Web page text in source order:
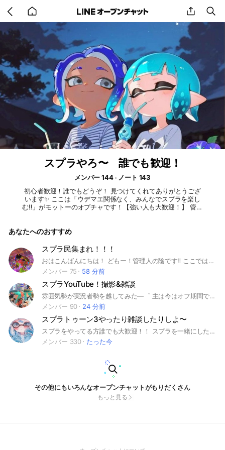
back
to
home
share
スプラやろ〜 誰でも歓迎！
メンバー 144
ノート 143
初心者歓迎！誰でもどうぞ！ 見つけてくれてありがとうござ
います✨ ここは「ウデマエ関係なく、みんなでスプラを楽し
む‼️」がモットーのオプチャです！【強い人も大歓迎！】 管理
K！ いつでも誘ってくれたら返事するんで、積極的に話してく
は⭕️ 話さずに見るだけOKです！ 暴言、下ネタ、荒らし、即抜
け、出会い目的などは✘ 特に即抜けや不適切な発言や名前、暴
言などはオプチャの雰囲気が悪くなるのでやめてください 他
ゲーしてます！ スプラもかなりしてます！ 深夜の人もまぁま
ぁいるよ〜 基本的にはルールやマナーさえ守っていたら自由
です！ オプチャ初心者、スプラ初心者のかたでも気楽に入っ
てきてください！ とにかく入ってくれたら嬉しいです！ 入る
ときは本オプに入ってからサブトークルーム来て欲しいです
記念日になったら大会とかします！ ルールや条件はその都度
かわります 現在150人目標に頑張ってます！ 参加できるのに
時間かかるかもです すみません タグ欄 #Splatoon #Splatoon
3 #スプラトゥーン #スプラ3 #スプラ #オープンマッチ #ナワ
バリバトル #バンカラマッチ #ウデマエ不問 #初心者歓迎 #エ
イト募集中 #ビッグラン #乱獲#プラベ #プラベ募集 #イカロ
ール練習 #ギア構成 #試し打ち #ナワバトラー #写真撮影会 #
散歩 #深夜勢 #朝活 #聞き専OK#スプラ交流会 #イカ友募集
#タコ友募集#全ルール対応 #オープン募集 #無言参加OK #聞
き専歓迎 #年齢制限なし#スプラ3#プラベ#プライベートマッ
チ#ガチマ#バンカラマッチ#バンカラマッチオープン#バンカ
あなたへのおすすめ
スプラ民集まれ！！！
おはこんばんにちは！ どもー！管理人の陰です‼️ ここでは平日の昼とかでもしてる人が多くてワイワイ楽しくスプラしてます‼️ 昼間もやってる人が結構いますが深夜が特に活発‼️‼️ プラベやオープンなどもほぼ毎日のようにしてます‼️ 平日の昼や夜スプラをしたいけどする人がいない…とかの人大歓迎‼️ 出来れば浮上してくれる人が来て欲しい‼️ 他ゲーとかしたい人でも大歓迎‼️ 結構変なやつ居ますがそこら辺はがちで了承お願い🙃 ルール等はオプに入ってから大事なノートで確認してねー！ ではこのオプで会いましょう！ 設立2025/10/10 #スプラ #スプラトゥーン #他ゲー #ニンダイ #雑談 #スプラ3 #スプラ2
メンバー 75
58 分前
スプラYouTube！撮影&雑談
雰囲気勢が実況者勢を越してみた―゜ 主は今はオフ期間でオプメンと遊びまくってます ※撮影✕期間ってこと 世界１の雰囲気勢で在りたい。 何気ない想いが本気になった。 『面白い』を届けたい。 そんな私(主)に協力してくれる出演者を募集してまぁぁぁぁっっす☆ どーも未来の世界１位なづなでぇぇす！ 10月からYouTubeを始める系でーす！ このオプは撮影とか雑談とかに使ってるの！！！よかったら入ってほしいなぁ(( あ！！そこの君！私の動画に出てほしいのさ☆ 後悔はさせないぜ☆ プロセカとかマイクラとかエペとかもみんなでしたいなー！！！！ ライトもしたい！！ とにかく思い出つくろ！！！ じゃあ中でまってるね！ #スプラYouTube#スプラトゥーン3#スプラ#スプラ3#スプラ上位勢#スプラ雰囲気#YouTube#TikTok#スプラトゥーン#プロセカ#エペ#ゲーム#学生#暇人#リオラ#スプラ雰囲気界隈#あつもり#イラスト
メンバー 90
24 分前
スプラトゥーン3やったり雑談したりしよ〜
スプラをやってる方誰でも大歓迎！！ スプラを一緒にしたり、雑談しましょー！ 【ギアや立ち回りについてのアドバイス】してます！ 【イベントやメンバー同士の交流が活発】です！！ 【ライブトーク】もやってます ノリが良く優しいメンバーなので馴染みやすいです( ˶'ᵕ'˶) 初心者さんから上級者さんまで、お気軽にご参加ください〜！！ #スプラトゥーン3#スプラ3#スプラトゥーン#スプラ#雑談#初心者#上級者
メンバー 330
たった今
その他にもいろんなオープンチャットがもりだくさん
もっと見る